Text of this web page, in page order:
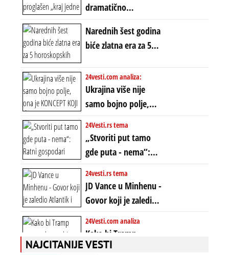
dramatično
proglašen „kraj jedne
ere“, ali sa
dvostrukom
neistinom: forma te
ere završila se na
istom mestu, ali
prošle godine
Narednih šest godina
biće zlatna era za 5
znakova: Stiže lavina
novca i bogatstva
24vesti.com analiza:
Ukrajina više nije
samo bojno polje,
ona je KONCEPT KOJI
ĆE RASPASTI CEO
ZAPADNI SVET
24Vesti.rs tema
„Stvoriti put tamo
gde puta - nema“:
Ratni gospodari
plaču za starim
poretkom... Bez
ikakve realpolitike u
njima, oni su sada
nebitni kao Zelenski
24vesti.rs tema
JD Vance u Minhenu -
Govor koji je zaledio
Atlantik i duboko
šokirao Evropu (ceo
transkript)
24Vesti.com analiza
Kako bi Tramp
mogao da ugrabi
NAJCITANIJE VESTI